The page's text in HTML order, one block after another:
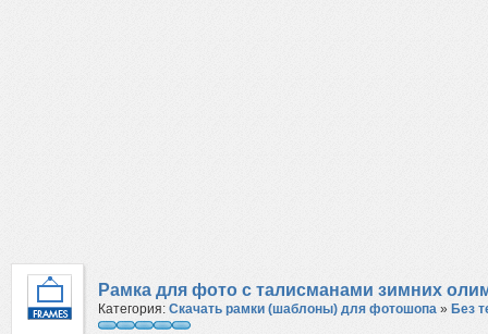
Рамка для фото с талисманами зимних
Категория: Скачать рамки (шаблоны) для фотошопа » Без